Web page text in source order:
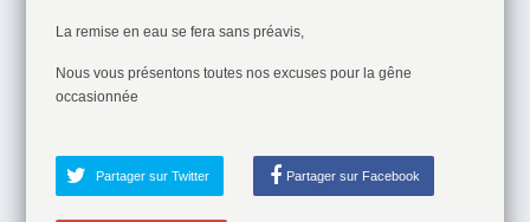
La remise en eau se fera sans préavis,
Nous vous présentons toutes nos excuses pour la gêne
occasionnée
Partager sur Twitter Partager sur Facebook